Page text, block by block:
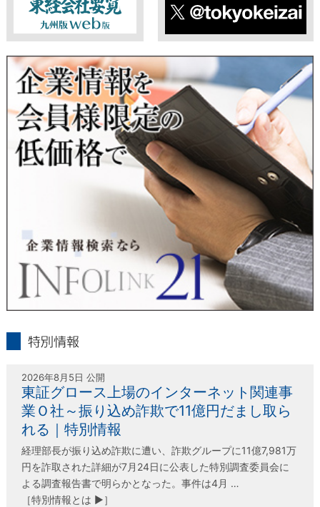
東経会社要覧web版 X
2026年8月5日 公開
東証グロース上場のインターネット関連事
業Ｏ社～振り込め詐欺で11億円だまし取ら
れる｜特別情報
経理部長が振り込め詐欺に遭い、詐欺グループに11億7,981万
円を詐取された詳細が7月24日に公表した特別調査委員会に
よる調査報告書で明らかとなった。事件は4月 …
［特別情報とは ▶］